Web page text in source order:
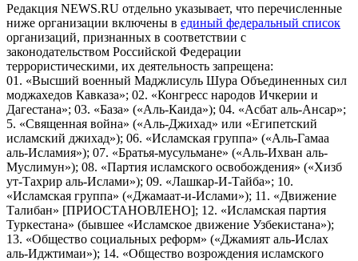
Редакция NEWS.RU отдельно указывает, что перечисленные
ниже организации включены в единый федеральный список
организаций, признанных в соответствии с
законодательством Российской Федерации
террористическими, их деятельность запрещена:
01. «Высший военный Маджлисуль Шура Объединенных сил
моджахедов Кавказа»; 02. «Конгресс народов Ичкерии и
Дагестана»; 03. «База» («Аль-Каида»); 04. «Асбат аль-Ансар»;
5. «Священная война» («Аль-Джихад» или «Египетский
исламский джихад»); 06. «Исламская группа» («Аль-Гамаа
аль-Исламия»); 07. «Братья-мусульмане» («Аль-Ихван аль-
Муслимун»); 08. «Партия исламского освобождения» («Хизб
ут-Тахрир аль-Ислами»); 09. «Лашкар-И-Тайба»; 10.
«Исламская группа» («Джамаат-и-Ислами»); 11. «Движение
Талибан» [ПРИОСТАНОВЛЕНО]; 12. «Исламская партия
Туркестана» (бывшее «Исламское движение Узбекистана»);
13. «Общество социальных реформ» («Джамият аль-Ислах
аль-Иджтимаи»); 14. «Общество возрождения исламского